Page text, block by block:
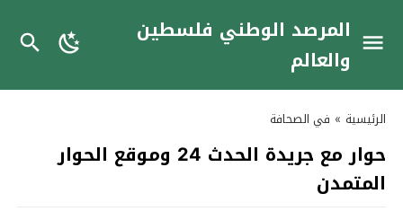
المرصد الوطني فلسطين
والعالم
الرئيسية » في الصحافة
حوار مع جريدة الحدث 24 وموقع الحوار
المتمدن